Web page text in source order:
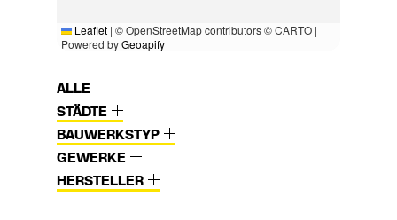
Leaflet | © OpenStreetMap contributors © CARTO |
Powered byGeoapify
ALLE
STÄDTE
BAUWERKSTYP
GEWERKE
HERSTELLER